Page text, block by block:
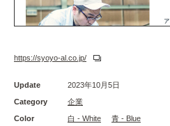
https://syoyo-al.co.jp/
Update
2023年10月5日
Category
企業
Color
白 - White 青 - Blue